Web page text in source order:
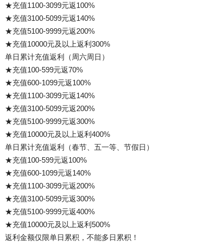
★充值1100-3099元返100%
★充值3100-5099元返140%
★充值5100-9999元返200%
★充值10000元及以上返利300%
单日累计充值返利（周六周日）
★充值100-599元返70%
★充值600-1099元返100%
★充值1100-3099元返140%
★充值3100-5099元返200%
★充值5100-9999元返300%
★充值10000元及以上返利400%
单日累计充值返利（春节、五一等、节假日）
★充值100-599元返100%
★充值600-1099元返140%
★充值1100-3099元返200%
★充值3100-5099元返300%
★充值5100-9999元返400%
★充值10000元及以上返利500%
返利金额仅限单日累积，不能多日累积！